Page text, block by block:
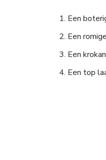
Een
Een
Een
Een top